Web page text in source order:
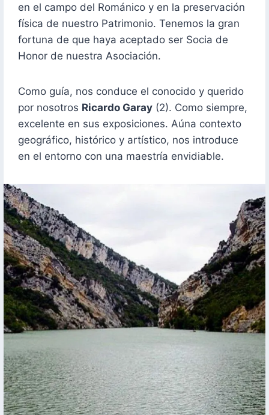
en el campo del Románico y en la preservación
física de nuestro Patrimonio. Tenemos la gran
fortuna de que haya aceptado ser Socia de
Honor de nuestra Asociación.
Como guía, nos conduce el conocido y querido
por nosotros Ricardo Garay(2). Como siempre,
excelente en sus exposiciones. Aúna contexto
geográfico, histórico y artístico, nos introduce
en el entorno con una maestría envidiable.